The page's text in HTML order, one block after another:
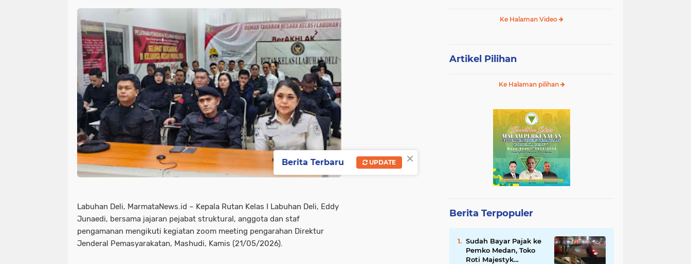
Labuhan Deli, MarmataNews.id – Kepala Rutan Kelas I Labuhan Deli, Eddy
Junaedi, bersama jajaran pejabat struktural, anggota dan staf
pengamanan mengikuti kegiatan zoom meeting pengarahan Direktur
Jenderal Pemasyarakatan, Mashudi, Kamis (21/05/2026).
Ke Halaman Video
Artikel Pilihan
Ke Halaman pilihan
Berita Terpopuler
Sudah Bayar Pajak ke
Pemko Medan, Toko
Roti Majestyk
×
Berita Terbaru UPDATE